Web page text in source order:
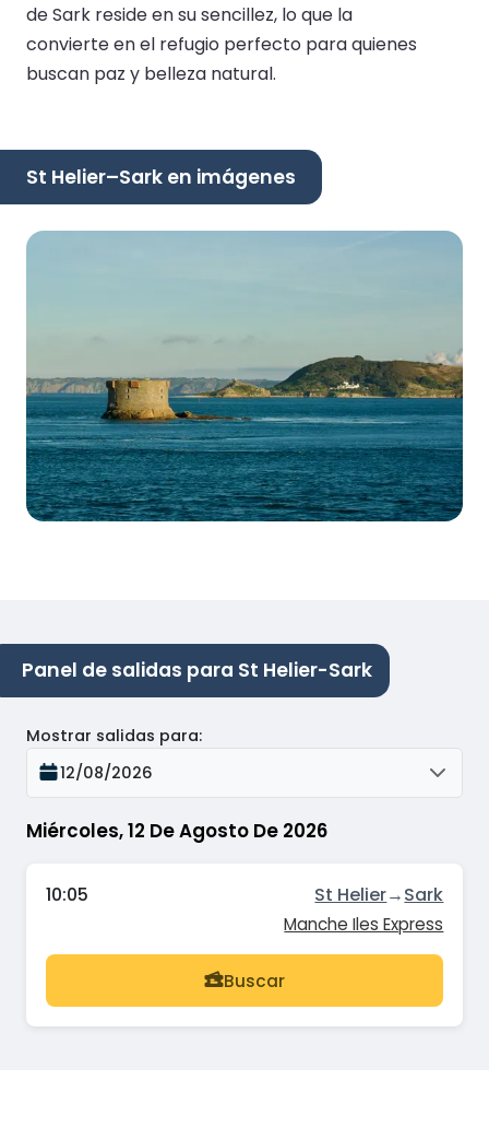
de Sark reside en su sencillez, lo que la
convierte en el refugio perfecto para quienes
buscan paz y belleza natural.
St Helier–Sark en imágenes
Panel de salidas para St Helier-Sark
Miércoles, 12 De Agosto De 2026
Mostrar salidas para:
12/08/2026
10:05 St Helier→Sark
Manche Iles Express
Buscar